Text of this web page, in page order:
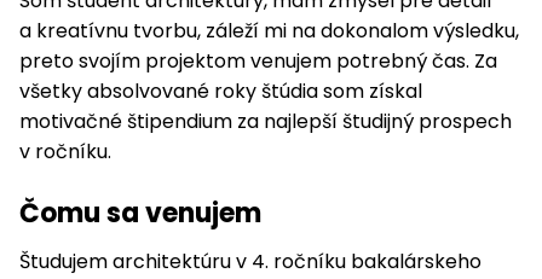
a kreatívnu tvorbu, záleží mi na dokonalom výsledku,
preto svojím projektom venujem potrebný čas. Za
všetky absolvované roky štúdia som získal
motivačné štipendium za najlepší študijný prospech
v ročníku.
Čomu sa venujem
Študujem architektúru v 4. ročníku bakalárskeho